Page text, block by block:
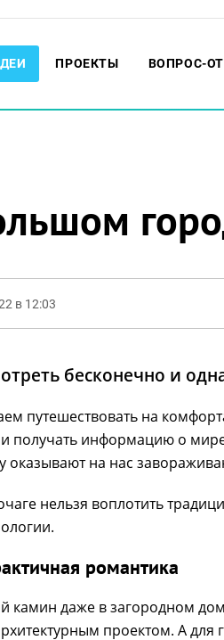
ПРОЕКТЫ ВОПРОС-
в 12:03
бесконечно и
путешествовать на
и получать информацию о
на нас
нельзя воплотить
романтика
камин даже в загородном
проектом. А для